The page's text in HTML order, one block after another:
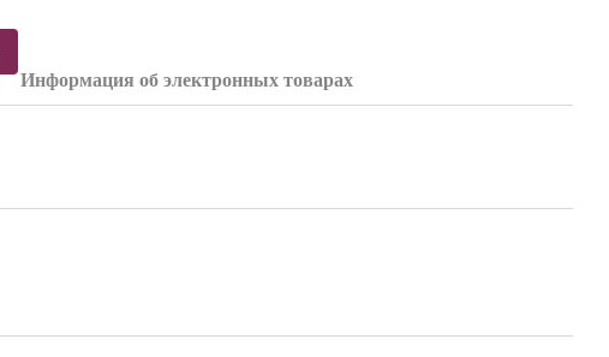
Информация об электронных товарах